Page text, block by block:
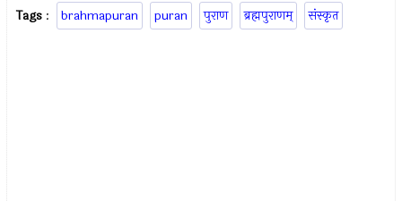
Tags : brahmapuran puran पुराण ब्रह्मपुराणम् संस्कृत